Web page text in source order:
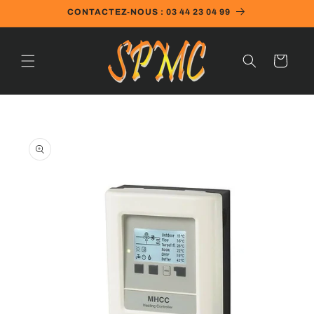
au
CONTACTEZ-NOUS : 03 44 23 04 99
Panier
informations
produits